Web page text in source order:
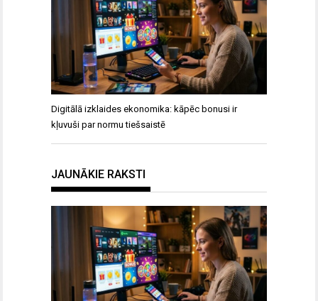
Digitālā izklaides ekonomika: kāpēc bonusi ir
kļuvuši par normu tiešsaistē
JAUNĀKIE RAKSTI